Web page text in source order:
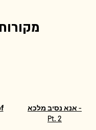
אנא נסיב מלכא -
Pt. 2